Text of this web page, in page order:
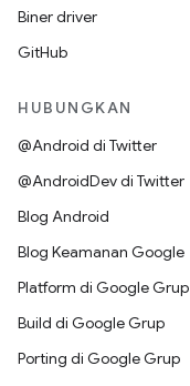
Biner driver
GitHub
HUBUNGKAN
@Android di Twitter
@AndroidDev di Twitter
Blog Android
Blog Keamanan Google
Platform di Google Grup
Build di Google Grup
Porting di Google Grup